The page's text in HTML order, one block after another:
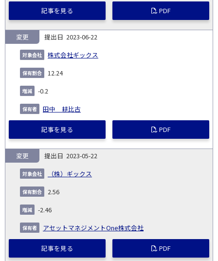
記事を見る PDF
2023-06-22
株式会社ギックス
変更
12.24
-0.2
田中 耕比古
記事を見る PDF
2023-05-22
（株）ギックス
変更
2.56
-2.46
アセットマネジメントOne株式会社
記事を見る PDF